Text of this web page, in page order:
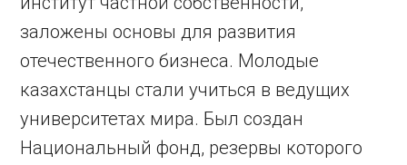
заложены основы для развития
отечественного бизнеса. Молодые
казахстанцы стали учиться в ведущих
университетах мира. Был создан
Национальный фонд, резервы которого